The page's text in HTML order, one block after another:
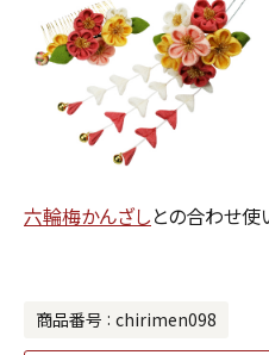
六輪梅かんざしとの合わせ使
商品番号 chirimen098